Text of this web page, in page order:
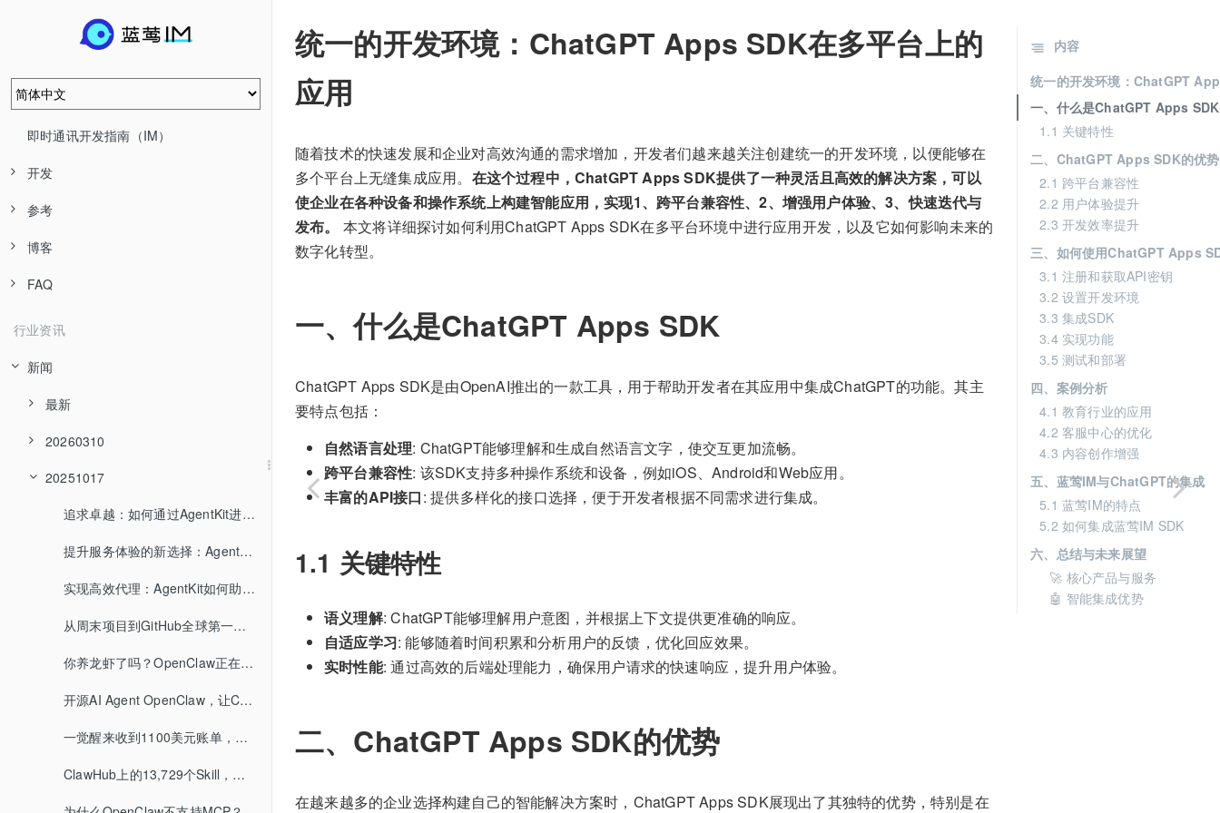
即时通讯开发指南（IM）
开发
参考
博客
FAQ
行业资讯
新闻
最新
20260310
20251017
追求卓越：如何通过AgentKit进行代理性能优化
提升服务体验的新选择：AgentKit的实际应用案例
实现高效代理：AgentKit如何助力快速迭代与发布
从周末项目到GitHub全球第一，OpenClaw只用了不到5个月
你养龙虾了吗？OpenClaw正在悄悄改变AI的使用方式
开源AI Agent OpenClaw，让ChatGPT变成“员工”
一觉醒来收到1100美元账单，OpenClaw用户的成本警示
ClawHub上的13,729个Skill，超过一半你最好别碰
统一的开发环境：ChatGPT Apps SDK在多平台上的
应用
随着技术的快速发展和企业对高效沟通的需求增加，开发者们越来越关注创建统一的开发环境，以便能够在
多个平台上无缝集成应用。 在这个过程中，ChatGPT Apps SDK提供了一种灵活且高效的解决方案，可以
使企业在各种设备和操作系统上构建智能应用，实现1、跨平台兼容性、2、增强用户体验、3、快速迭代与
发布。
本文将详细探讨如何利用ChatGPT Apps SDK在多平台环境中进行应用开发，以及它如何影响未来的
数字化转型。
一、什么是ChatGPT Apps SDK
ChatGPT Apps SDK是由OpenAI推出的一款工具，用于帮助开发者在其应用中集成ChatGPT的功能。其主
要特点包括：
自然语言处理: ChatGPT能够理解和生成自然语言文字，使交互更加流畅。
跨平台兼容性: 该SDK支持多种操作系统和设备，例如iOS、Android和Web应用。
丰富的API接口: 提供多样化的接口选择，便于开发者根据不同需求进行集成。
1.1 关键特性
语义理解: ChatGPT能够理解用户意图，并根据上下文提供更准确的响应。
自适应学习: 能够随着时间积累和分析用户的反馈，优化回应效果。
实时性能: 通过高效的后端处理能力，确保用户请求的快速响应，提升用户体验。
二、ChatGPT Apps SDK的优势
在越来越多的企业选择构建自己的智能解决方案时，ChatGPT Apps SDK展现出了其独特的优势，特别是在
内容
统一的开发环境：ChatGPT
一、什么是ChatGPT Apps SDK
1.1 关键特性
二、ChatGPT Apps SDK的优势
2.1 跨平台兼容性
2.2 用户体验提升
2.3 开发效率提升
三、如何使用ChatGPT Apps
3.1 注册和获取API密钥
3.2 设置开发环境
3.3 集成SDK
3.4 实现功能
3.5 测试和部署
四、案例分析
4.1 教育行业的应用
4.2 客服中心的优化
4.3 内容创作增强
五、蓝莺IM与ChatGPT的集成
5.1 蓝莺IM的特点
5.2 如何集成蓝莺IM SDK
六、总结与未来展望
🚀 核心产品与服务
🤖 智能集成优势